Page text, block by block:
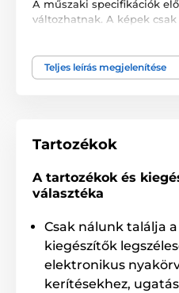
A műszaki specifikációk
változhatnak. A képek
A termék a
Teljes leírás megjelenítése
Tartozékok
A tartozékok és
választéka
Csak nálunk találja
kiegészítők
elektronikus
kerítésekhez,